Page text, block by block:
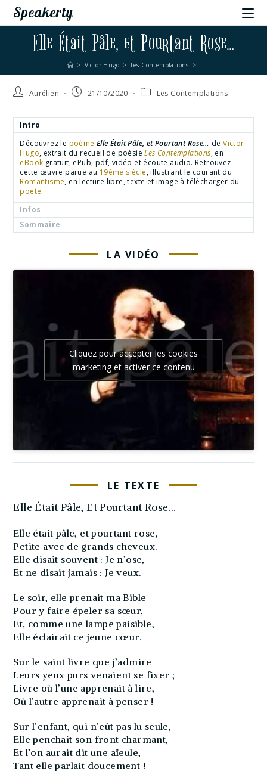
Speakerty
Elle Était Pâle, et Pourtant Rose…
> Victor Hugo > Les Contemplations >
Aurélien 21/10/2020 Les Contemplations
Intro
Découvrez le poème Elle Était Pâle, et Pourtant Rose… deVictor
Hugo, extrait du recueil de poésieLes Contemplations, en
eBook gratuit, ePub, pdf, vidéo et écoute audio. Retrouvez
cette œuvre parue au 19ème siècle, illustrant le courant du
Romantisme, en lecture libre, texte et image à télécharger du
poète.
Infos
Sommaire
LA VIDÉO
Cliquez pour accepter les cookies
marketing et activer ce contenu
LE TEXTE
Elle Était Pâle, Et Pourtant Rose…
Elle était pâle, et pourtant rose,
Petite avec de grands cheveux.
Elle disait souvent : Je n’ose,
Et ne disait jamais : Je veux.
Le soir, elle prenait ma Bible
Pour y faire épeler sa sœur,
Et, comme une lampe paisible,
Elle éclairait ce jeune cœur.
Sur le saint livre que j’admire
Leurs yeux purs venaient se fixer ;
Livre où l’une apprenait à lire,
Où l’autre apprenait à penser !
Sur l’enfant, qui n’eût pas lu seule,
Elle penchait son front charmant,
Et l’on aurait dit une aïeule,
Tant elle parlait doucement !